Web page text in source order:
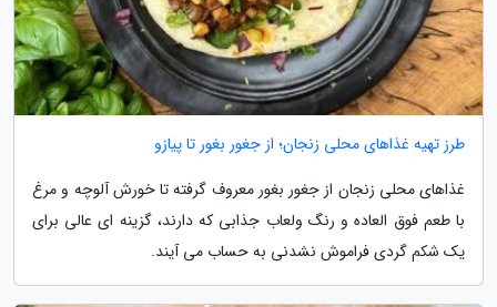
طرز تهیه غذاهای محلی زنجان؛ از جغور بغور تا پیازو
غذاهای محلی زنجان از جغور بغور معروف گرفته تا خورش آلوچه و مرغ
با طعم فوق العاده و رنگ ولعاب جذابی که دارند، گزینه ای عالی برای
یک شکم گردی فراموش نشدنی به حساب می آیند.